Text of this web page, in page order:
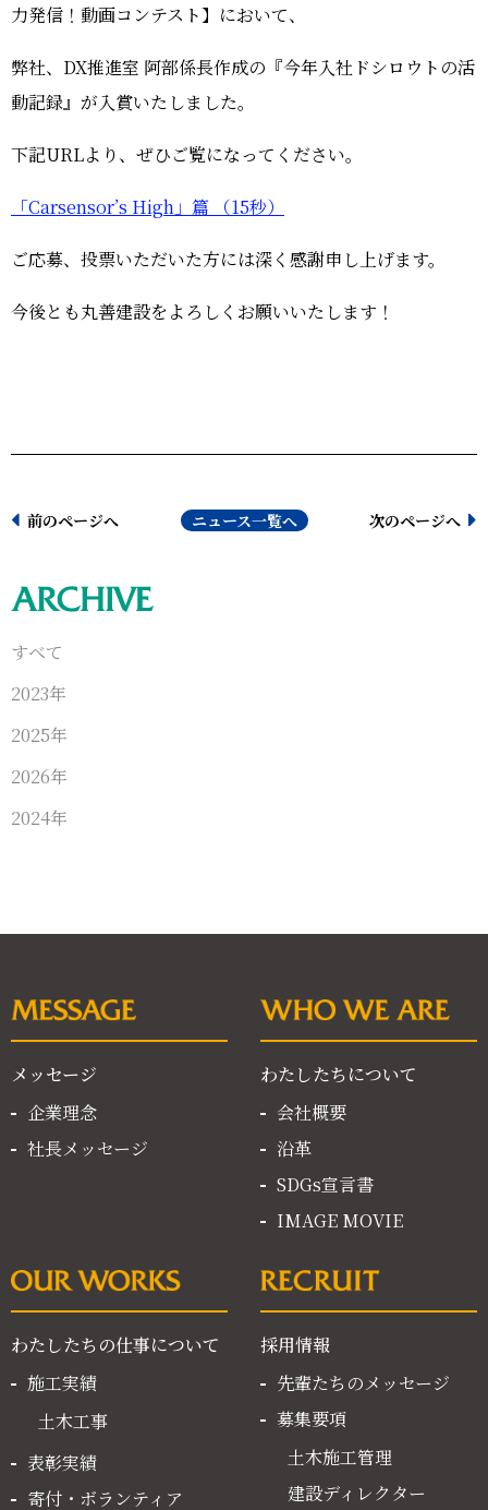
力発信！動画コンテスト】において、
弊社、DX推進室 阿部係長作成の『今年入社ドシロウトの活
動記録』が入賞いたしました。
下記URLより、ぜひご覧になってください。
「Carsensor’s High」篇 （15秒）
ご応募、投票いただいた方には深く感謝申し上げます。
今後とも丸善建設をよろしくお願いいたします！
前のページへ ニュース一覧へ 次のページへ
すべて
2023年
2025年
2026年
2024年
メッセージ
企業理念
社長メッセージ
わたしたちについて
会社概要
沿革
SDGs宣言書
IMAGE MOVIE
わたしたちの仕事について
施工実績
土木工事
表彰実績
寄付・ボランティア
採用情報
先輩たちのメッセージ
募集要項
土木施工管理
建設ディレクター